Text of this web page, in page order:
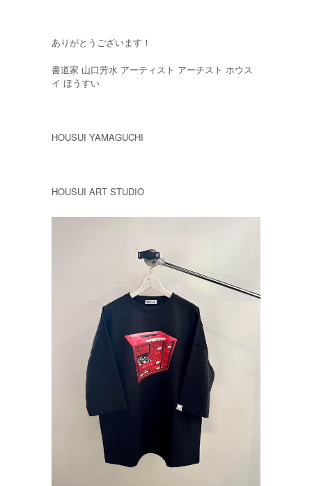
ありがとうございます！
書道家 山口芳水 アーティスト アーチスト ホウス
イ ほうすい
HOUSUI YAMAGUCHI
HOUSUI ART STUDIO